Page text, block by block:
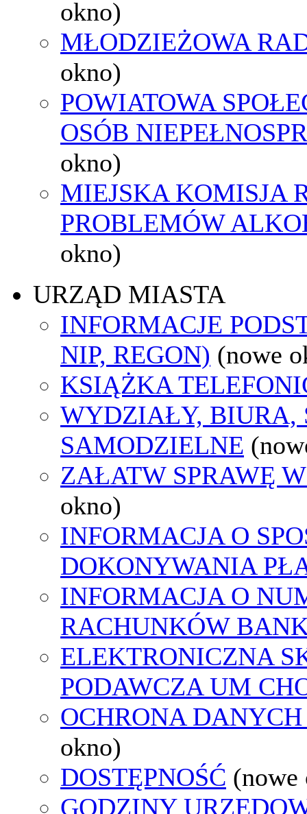
okno)
MŁODZIEŻOWA
okno)
POWIATOWA
OSÓB
okno)
MIEJSKA KOMISJA
PROBLEMÓW
okno)
URZĄD MIASTA
INFORMACJE
NIP, REGON) (nowe
KSIĄŻKA
WYDZIAŁY, BIURA,
SAMODZIELNE
ZAŁATW SPRAWĘ
okno)
INFORMACJA O
DOKONYWANIA
INFORMACJA O
RACHUNKÓW
ELEKTRONICZNA
PODAWCZA UM
OCHRONA
okno)
DOSTĘPNOŚĆ (nowe
GODZINY